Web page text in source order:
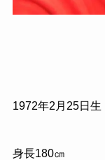
1972年2月25日生
身長180㎝